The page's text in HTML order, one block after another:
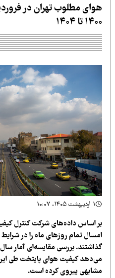
مطلوب تهران در فروردین؛
تا ۱۴۰۴
اساس داده‌های شرکت کنترل کیفیت
تمام روزهای ماه را در شرایط
کیفیت هوای پایتخت طی این پنج
پیروی کرده است.